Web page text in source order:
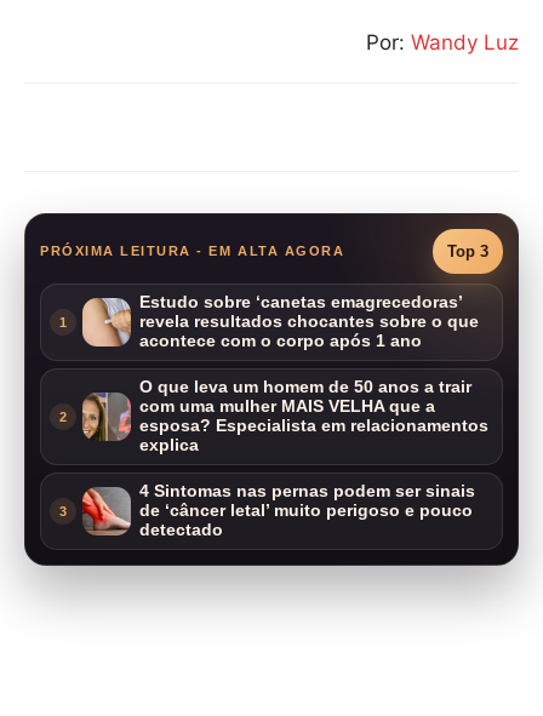
Por: Wandy Luz
PRÓXIMA LEITURA - EM ALTA AGORA Top 3
1
Estudo sobre ‘canetas emagrecedoras’
revela resultados chocantes sobre o que
acontece com o corpo após 1 ano
2
O que leva um homem de 50 anos a trair
com uma mulher MAIS VELHA que a
esposa? Especialista em relacionamentos
explica
3
4 Sintomas nas pernas podem ser sinais
de ‘câncer letal’ muito perigoso e pouco
detectado